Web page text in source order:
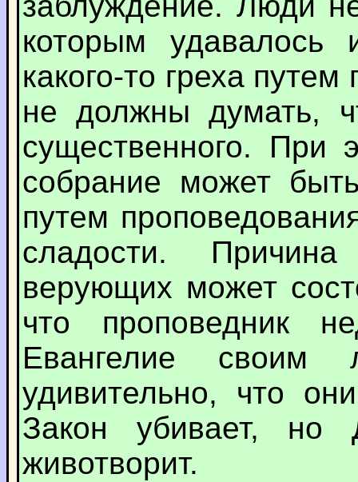
которым удавалось
какого-то греха
не должны думать,
существенного. При
собрание может
путем
сладости.
верующих может
что проповедник
Евангелие
удивительно, что
Закон убивает, но
животворит.